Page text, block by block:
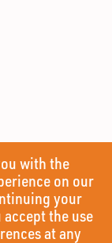
with the
on our
your
the use
at any